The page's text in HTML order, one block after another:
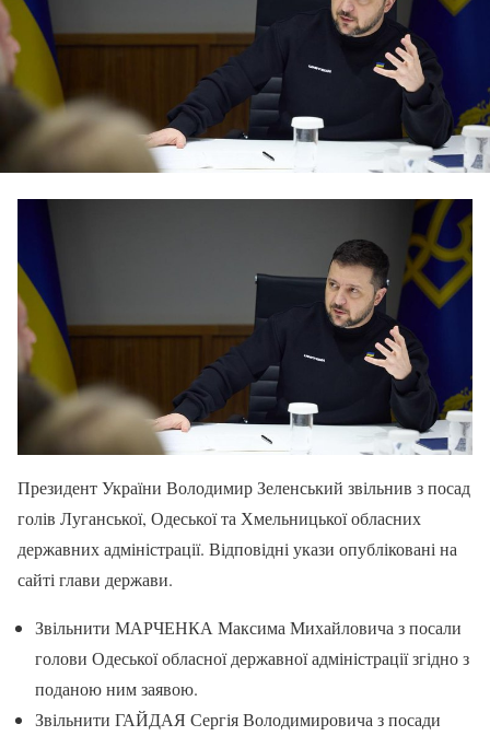
Президент України Володимир Зеленський звільнив з посад
голів Луганської, Одеської та Хмельницької обласних
державних адміністрації. Відповідні укази опубліковані на
сайті глави держави.
Звільнити МАРЧЕНКА Максима Михайловича з посали
голови Одеської обласної державної адміністрації згідно з
поданою ним заявою.
Звільнити ГАЙДАЯ Сергія Володимировича з посади